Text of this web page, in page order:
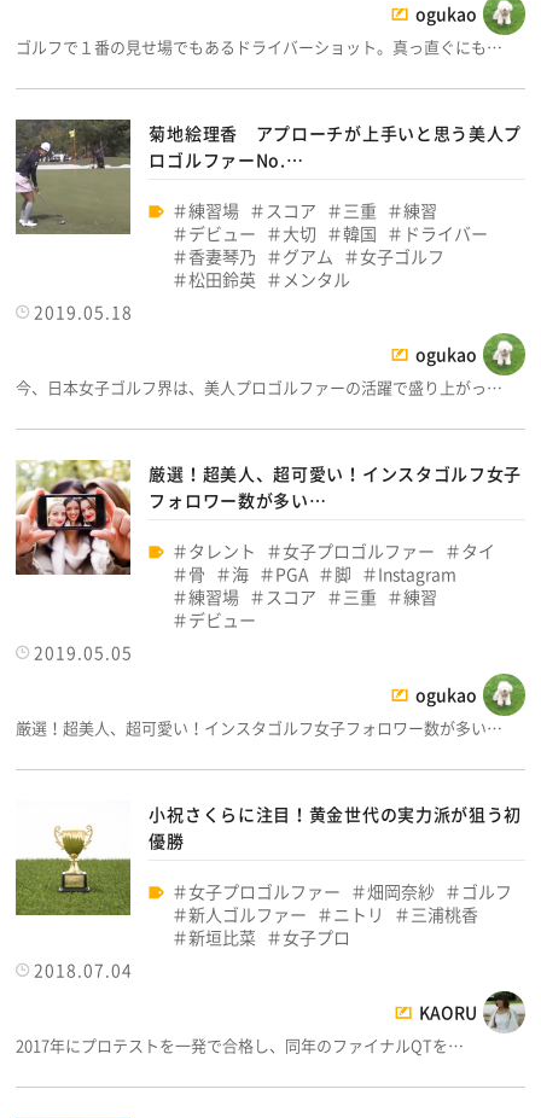
ogukao
ゴルフで１番の見せ場でもあるドライバーショット。真っ直ぐにも…
菊地絵理香 アプローチが上手いと思う美人プ
ロゴルファーNo.…
練習場 スコア 三重
練習
デビュー
大切 韓国
ドライバー
香妻琴乃
グアム
女子ゴルフ
松田鈴英
メンタル
2019.05.18
ogukao
今、日本女子ゴルフ界は、美人プロゴルファーの活躍で盛り上がっ…
厳選！超美人、超可愛い！インスタゴルフ女子
フォロワー数が多い…
タレント 女子プロゴルファー
タイ
骨
海 PGA 脚
Instagram
練習場
スコア 三重
練習
デビュー
2019.05.05
ogukao
厳選！超美人、超可愛い！インスタゴルフ女子フォロワー数が多い…
小祝さくらに注目！黄金世代の実力派が狙う初
優勝
女子プロゴルファー 畑岡奈紗
ゴルフ
新人ゴルファー
ニトリ
三浦桃香
新垣比菜
女子プロ
2018.07.04
KAORU
2017年にプロテストを一発で合格し、同年のファイナルQTを…